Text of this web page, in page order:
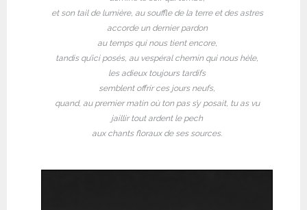
et son tail de lumière, au souffle de la terre et des astres
accorde un dernier pardon
au temps qui nous tient encore,
tandis qu’ici posés, au vespéral chemin qui nous hèle,
les adieux toujours tardifs
semblent offrir ces jours neufs,
quand, au premier matin où ton pas s’y posait, tu as vu
jaillir tout ardent le pech
aux chants floraux de ses sources.